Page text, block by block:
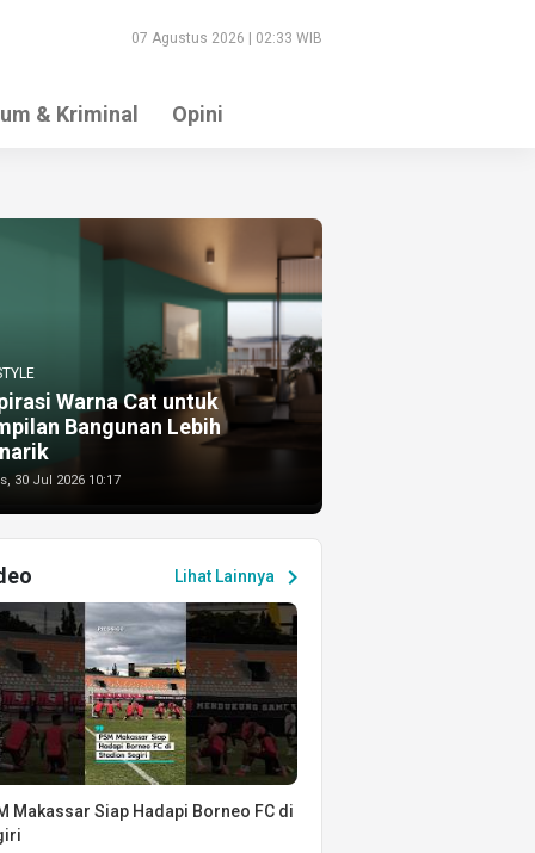
07 Agustus 2026 | 02:33 WIB
& Kriminal Opini
Warna Cat untuk
Bangunan Lebih
30 Jul 2026 10:17
Lihat Lainnya chevron_right
Makassar Siap Hadapi Borneo FC di